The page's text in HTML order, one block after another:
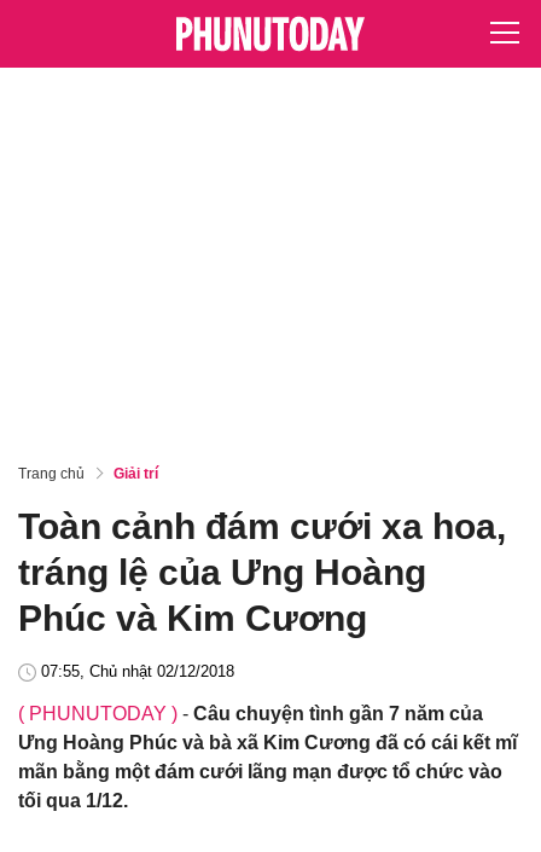
Trang chủ Giải trí
Toàn cảnh đám cưới xa hoa,
tráng lệ của Ưng Hoàng
Phúc và Kim Cương
07:55, Chủ nhật 02/12/2018
( PHUNUTODAY ) - Câu chuyện tình gần 7 năm của
Ưng Hoàng Phúc và bà xã Kim Cương đã có cái kết mĩ
mãn bằng một đám cưới lãng mạn được tổ chức vào
tối qua 1/12.